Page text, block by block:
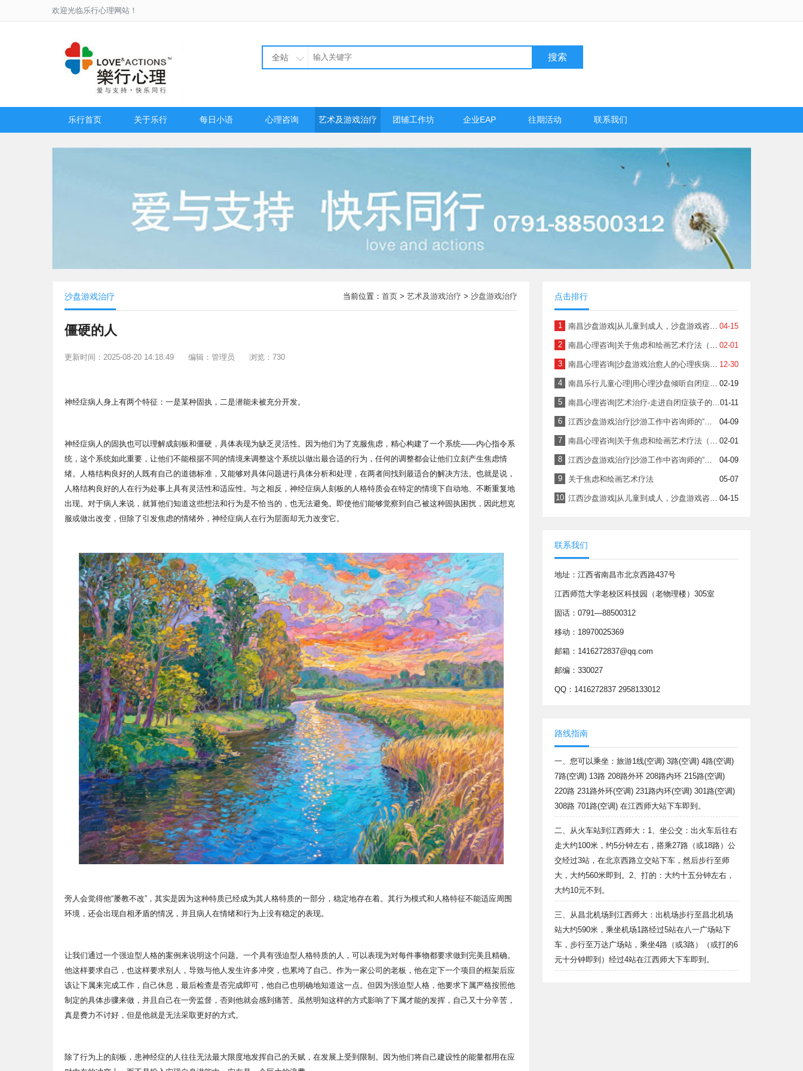
欢迎光临乐行心理网站！
全站 搜索
乐行首页 关于乐行 每日小语 心理咨询 艺术及游戏治疗 团辅工作坊 企业EAP 往期活动 联系我们
沙盘游戏治疗 当前位置： 首页 > 艺术及游戏治疗 > 沙盘游戏治疗
僵硬的人
更新时间：2025-08-20 14:18:49 编辑：管理员 浏览：730
神经症病人身上有两个特征：一是某种固执，二是潜能未被充分开发。
神经症病人的固执也可以理解成刻板和僵硬，具体表现为缺乏灵活性。因为他们为了克服焦虑，精心构建了一个系统——内心指令系
统，这个系统如此重要，让他们不能根据不同的情境来调整这个系统以做出最合适的行为，任何的调整都会让他们立刻产生焦虑情
绪。人格结构良好的人既有自己的道德标准，又能够对具体问题进行具体分析和处理，在两者间找到最适合的解决方法。也就是说，
人格结构良好的人在行为处事上具有灵活性和适应性。与之相反，神经症病人刻板的人格特质会在特定的情境下自动地、不断重复地
出现。对于病人来说，就算他们知道这些想法和行为是不恰当的，也无法避免。即使他们能够觉察到自己被这种固执困扰，因此想克
服或做出改变，但除了引发焦虑的情绪外，神经症病人在行为层面却无力改变它。
旁人会觉得他“屡教不改”，其实是因为这种特质已经成为其人格特质的一部分，稳定地存在着。其行为模式和人格特征不能适应周围
环境，还会出现自相矛盾的情况，并且病人在情绪和行为上没有稳定的表现。
让我们通过一个强迫型人格的案例来说明这个问题。一个具有强迫型人格特质的人，可以表现为对每件事物都要求做到完美且精确。
他这样要求自己，也这样要求别人，导致与他人发生许多冲突，也累垮了自己。作为一家公司的老板，他在定下一个项目的框架后应
该让下属来完成工作，自己休息，最后检查是否完成即可，他自己也明确地知道这一点。但因为强迫型人格，他要求下属严格按照他
制定的具体步骤来做，并且自己在一旁监督，否则他就会感到痛苦。虽然明知这样的方式影响了下属才能的发挥，自己又十分辛苦，
真是费力不讨好，但是他就是无法采取更好的方式。
除了行为上的刻板，患神经症的人往往无法最大限度地发挥自己的天赋，在发展上受到限制。因为他们将自己建设性的能量都用在应
点击排行
1 04-15
南昌沙盘游戏|从儿童到成人，沙盘游戏咨询中常见的十个问题（下）
2 02-01
南昌心理咨询|关于焦虑和绘画艺术疗法（上）
3 12-30
南昌心理咨询|沙盘游戏治愈人的心理疾病，解析你所不知道的人格（下）
4 02-19
南昌乐行儿童心理|用心理沙盘倾听自闭症儿童的心声
5 01-11
南昌心理咨询|艺术治疗-走进自闭症孩子的秘密花园
6 04-09
江西沙盘游戏治疗|沙游工作中咨询师的“无为”与“有所为”（上）
7 02-01
南昌心理咨询|关于焦虑和绘画艺术疗法（下）
8 04-09
江西沙盘游戏治疗|沙游工作中咨询师的“无为”与“有所为”（下）
9 05-07
关于焦虑和绘画艺术疗法
10 04-15
江西沙盘游戏|从儿童到成人，沙盘游戏咨询中常见的十个问题（上）
联系我们
地址：江西省南昌市北京西路437号
江西师范大学老校区科技园（老物理楼）305室
固话：0791—88500312
移动：18970025369
邮箱：1416272837@qq.com
邮编：330027
QQ：1416272837 2958133012
路线指南
一、您可以乘坐：旅游1线(空调) 3路(空调) 4路(空调)
7路(空调) 13路 208路外环 208路内环 215路(空调)
220路 231路外环(空调) 231路内环(空调) 301路(空调)
308路 701路(空调) 在江西师大站下车即到。
二、从火车站到江西师大：1、坐公交：出火车后往右
走大约100米，约5分钟左右，搭乘27路（或18路）公
交经过3站，在北京西路立交站下车，然后步行至师
大，大约560米即到。2、打的：大约十五分钟左右，
大约10元不到。
三、从昌北机场到江西师大：出机场步行至昌北机场
站大约590米，乘坐机场1路经过5站在八一广场站下
车，步行至万达广场站，乘坐4路（或3路）（或打的6
元十分钟即到）经过4站在江西师大下车即到。